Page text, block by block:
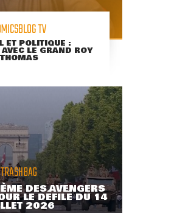
TV
ET POLITIQUE :
LE GRAND ROY
THOMAS
TRASHBAG
DES AVENGERS
LE DÉFILÉ DU 14
2026